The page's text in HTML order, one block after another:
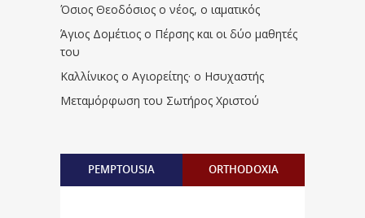
Όσιος Θεοδόσιος ο νέος, ο ιαματικός
Άγιος Δομέτιος ο Πέρσης και οι δύο μαθητές
του
Καλλίνικος ο Αγιορείτης · ο Ησυχαστής
Μεταμόρφωση του Σωτήρος Χριστού
PEMPTOUSIA ORTHODOXIA